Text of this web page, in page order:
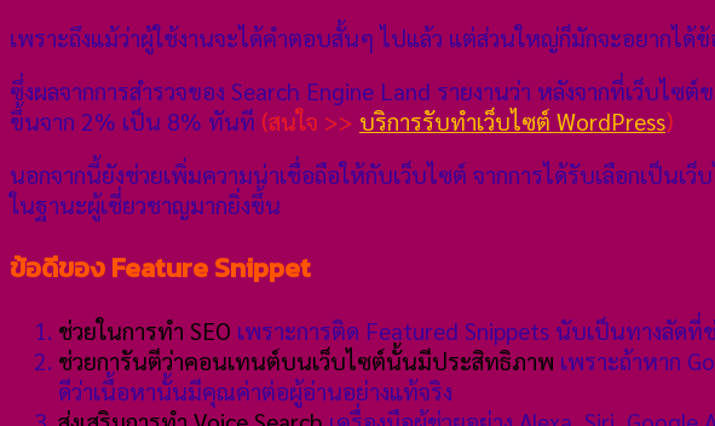
เพราะถึงแม้ว่าผู้ใช้งานจะได้คำตอบสั้นๆ ไปแล้ว แต่ส่วนใหญ่ก็มักจะอยากได้
ซึ่งผลจากการสำรวจของ Search Engine Land รายงานว่า หลังจากที่เว็บไ
ขึ้นจาก 2% เป็น 8% ทันที (สนใจ >> บริการรับทำเว็บไซต์ WordPress)
นอกจากนี้ยังช่วยเพิ่มความน่าเชื่อถือให้กับเว็บไซต์ จากการได้รับเลือกเป็น
ในฐานะผู้เชี่ยวชาญมากยิ่งขึ้น
ข้อดีของ Feature Snippet
ช่วยในการทำ SEO เพราะการติด Featured Snippets นับเป็นทางลั
ช่วยการันตีว่าคอนเทนต์บนเว็บไซต์นั้นมีประสิทธิภาพ เพราะถ้าหาก
ดีว่าเนื้อหานั้นมีคุณค่าต่อผู้อ่านอย่างแท้จริง